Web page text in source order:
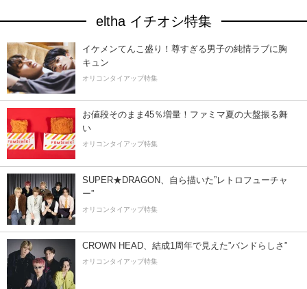
eltha イチオシ特集
イケメンてんこ盛り！尊すぎる男子の純情ラブに胸
キュン
オリコンタイアップ特集
お値段そのまま45％増量！ファミマ夏の大盤振る舞
い
オリコンタイアップ特集
SUPER★DRAGON、自ら描いた”レトロフューチャ
ー”
オリコンタイアップ特集
CROWN HEAD、結成1周年で見えた”バンドらしさ”
オリコンタイアップ特集